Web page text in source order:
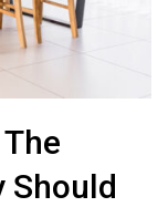
Should